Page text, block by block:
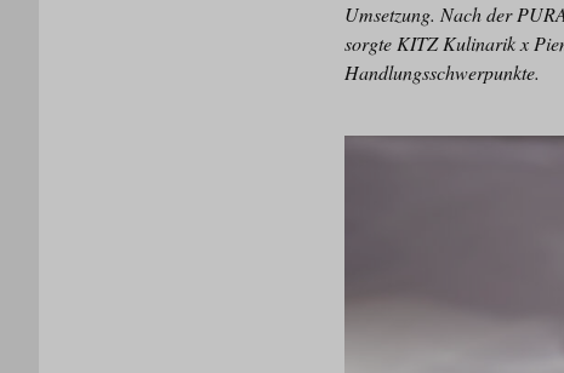
Umsetzung. Nach der
sorgte KITZ Kulinarik x
Handlungsschwerpunkte.